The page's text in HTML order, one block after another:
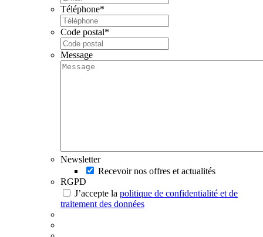
Téléphone*
Code postal*
Message
Newsletter
Recevoir nos offres et actualités
RGPD
J’accepte la politique de confidentialité et de
traitement des données